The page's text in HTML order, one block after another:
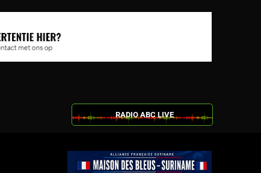
RADIO ABC LIVE